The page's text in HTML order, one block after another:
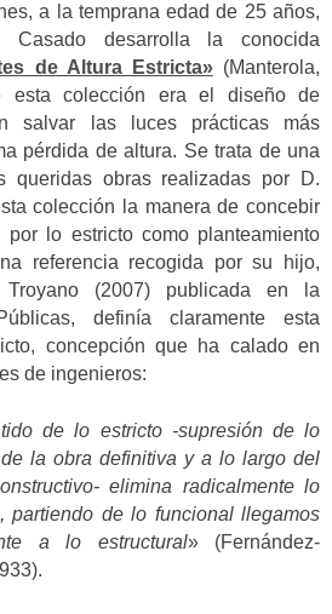
a la temprana edad de 25 años,
Casado desarrolla la conocida
de Altura Estricta»(Manterola,
esta colección era el diseño de
salvar las luces prácticas más
pérdida de altura. Se trata de una
queridas obras realizadas por D.
colección la manera de concebir
lo estricto como planteamiento
referencia recogida por su hijo,
Troyano (2007) publicada en la
definía claramente esta
concepción que ha calado en
de ingenieros:
de lo estricto -supresión de lo
la obra definitiva y a lo largo del
elimina radicalmente lo
partiendo de lo funcional llegamos
a lo estructural» (Fernández-